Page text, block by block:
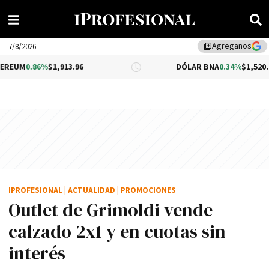
library_addAgreganos
7/8/2026
DÓLAR BNA 0.34%$1,520.00
Outlet de Grimoldi vende
calzado 2x1 y en cuotas sin
interés
IPROFESIONAL ACTUALIDAD PROMOCIONES